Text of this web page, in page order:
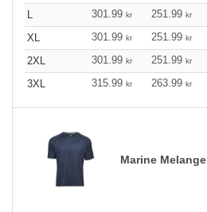
L
301.99 kr 251.99 kr
XL
301.99 kr 251.99 kr
2XL
301.99 kr 251.99 kr
3XL
315.99 kr 263.99 kr
Marine Melange